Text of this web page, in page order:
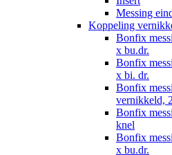
Messing
Koppeling
Bonfix
x bu.dr.
Bonfix
x bi. dr.
Bonfix
vernikkeld,
Bonfix
knel
Bonfix
x bu.dr.